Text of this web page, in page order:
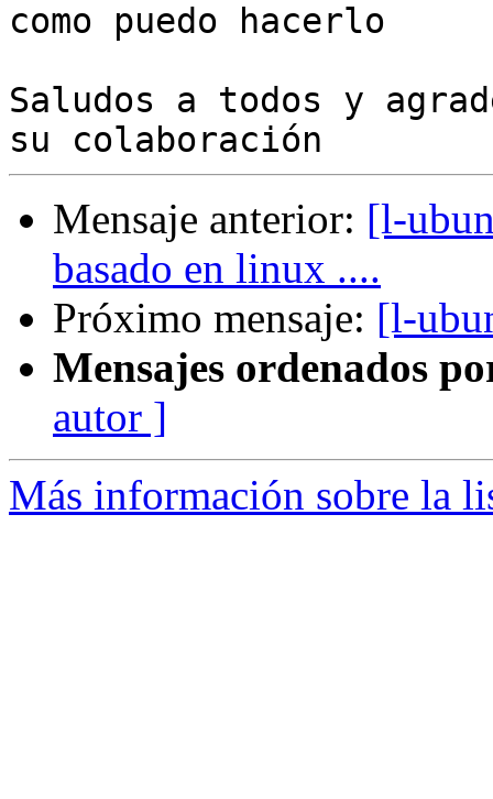
como puedo hacerlo
Saludos a todos y
Mensaje anterior: [l-
basado en linux ....
Próximo mensaje: [l-
Mensajes ordenados
autor ]
Más información sobre la